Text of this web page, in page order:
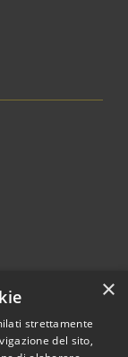
×
strettamente
del sito,